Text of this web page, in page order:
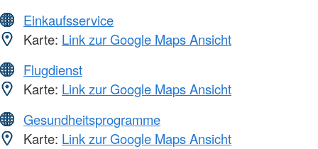
Einkaufsservice
Karte: Link zur Google Maps Ansicht
Flugdienst
Karte: Link zur Google Maps Ansicht
Gesundheitsprogramme
Karte: Link zur Google Maps Ansicht